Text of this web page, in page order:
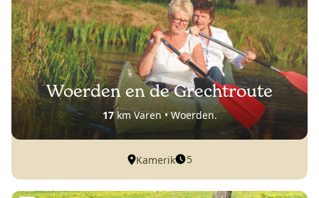
Woerden en de Grechtroute
17km Varen • Woerden.
Kamerik 5